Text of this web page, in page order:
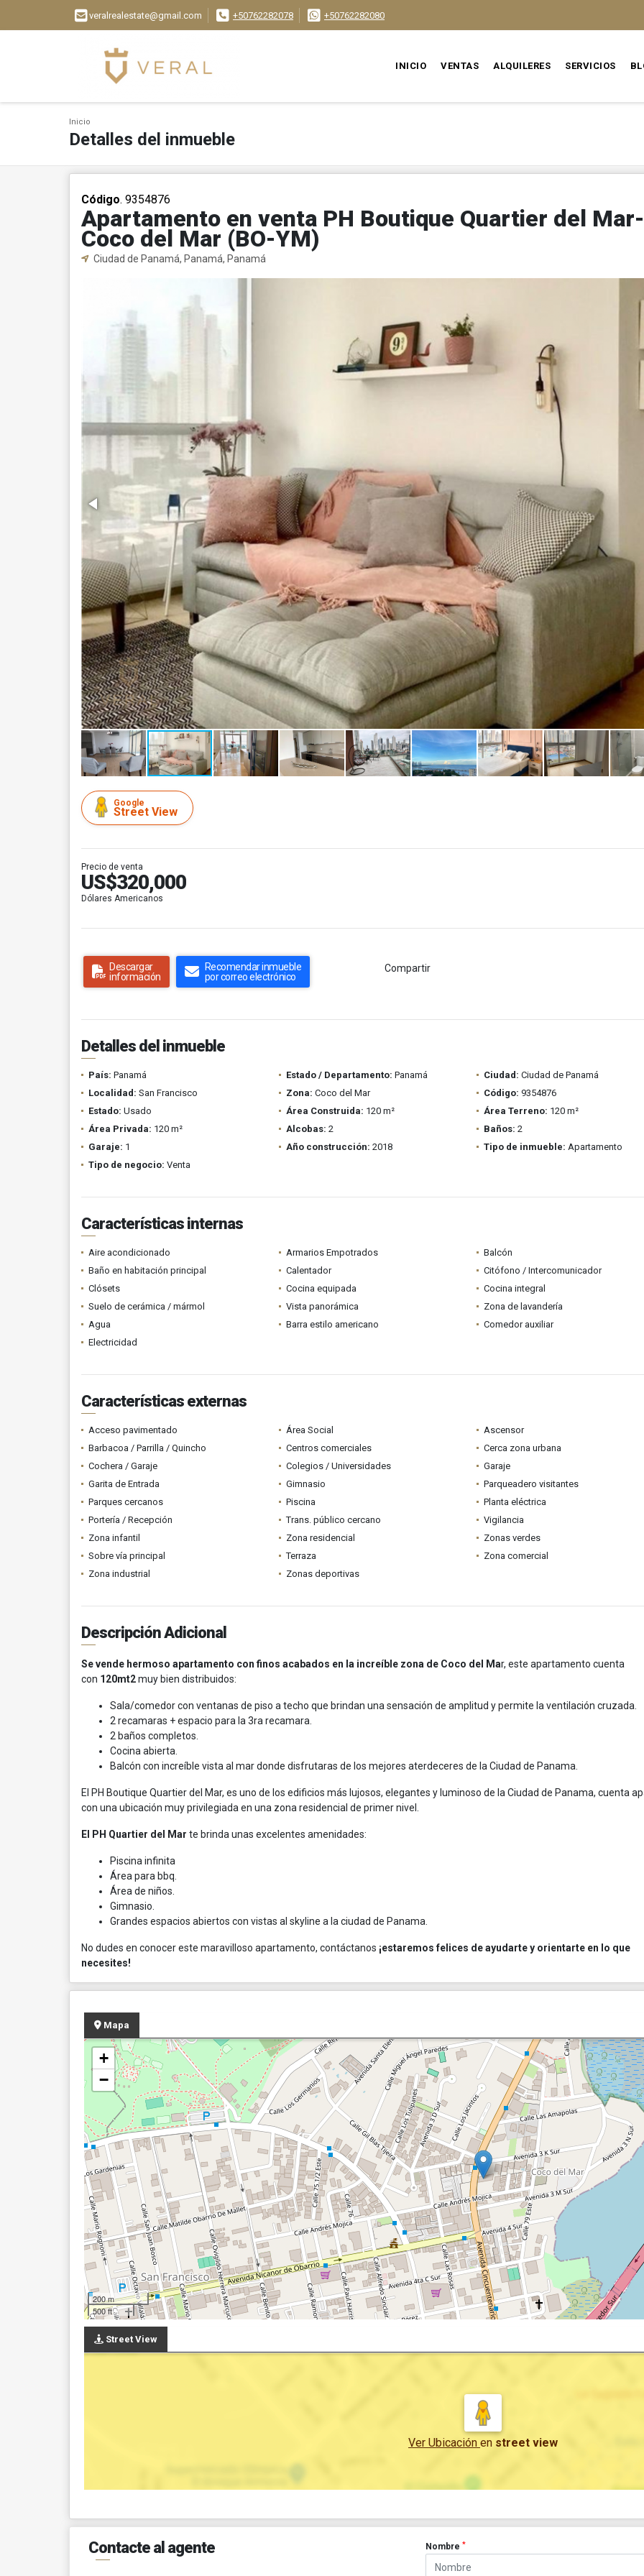
veralrealestate@gmail.com +50762282078 +50762282080
INICIO VENTAS ALQUILERES SERVICIOS
Inicio
Detalles del inmueble
Código. 9354876
Apartamento en venta PH Boutique Quartier del Mar-
Coco del Mar (BO-YM)
Ciudad de Panamá, Panamá, Panamá
Google
Street View
Precio de venta
US$320,000
Dólares Americanos
Descargar
información
Recomendar inmueble
por correo electrónico
Compartir
Detalles del inmueble
País: Panamá Estado / Departamento: Panamá Ciudad: Ciudad de Panamá
Localidad: San Francisco Zona: Coco del Mar Código: 9354876
Estado: Usado Área Construida: 120 m² Área Terreno: 120 m²
Área Privada: 120 m² Alcobas: 2 Baños: 2
Garaje: 1 Año construcción: 2018 Tipo de inmueble: Apartamento
Tipo de negocio: Venta
Características internas
Aire acondicionado Armarios Empotrados
Balcón
Baño en habitación principal
Calentador
Citófono / Intercomunicador
Clósets
Cocina equipada
Cocina integral
Suelo de cerámica / mármol
Vista panorámica
Zona de lavandería
Agua
Barra estilo americano
Comedor auxiliar
Electricidad
Características externas
Acceso pavimentado Área Social
Ascensor
Barbacoa / Parrilla / Quincho
Centros comerciales
Cerca zona urbana
Cochera / Garaje
Colegios / Universidades
Garaje
Garita de Entrada
Gimnasio
Parqueadero visitantes
Parques cercanos
Piscina
Planta eléctrica
Portería / Recepción
Trans. público cercano
Vigilancia
Zona infantil
Zona residencial
Zonas verdes
Sobre vía principal
Terraza
Zona comercial
Zona industrial
Zonas deportivas
Descripción Adicional
Se vende hermoso apartamento con finos acabados en la increíble zona de Coco del Mar, este apartamento cuenta
con 120mt2muy bien distribuidos:
Sala/comedor con ventanas de piso a techo que brindan una sensación de amplitud y permite la ventilación cruzada.
2 recamaras + espacio para la 3ra recamara.
2 baños completos.
Cocina abierta.
Balcón con increíble vista al mar donde disfrutaras de los mejores aterdeceres de la Ciudad de Panama.
El PH Boutique Quartier del Mar, es uno de los edificios más lujosos, elegantes y luminoso de la Ciudad de Panama, cuenta
con una ubicación muy privilegiada en una zona residencial de primer nivel.
El PH Quartier del Mar te brinda unas excelentes amenidades:
Piscina infinita
Área para bbq.
Área de niños.
Gimnasio.
Grandes espacios abiertos con vistas al skyline a la ciudad de Panama.
No dudes en conocer este maravilloso apartamento, contáctanos ¡estaremos felices de ayudarte y orientarte en lo que
necesites!
Mapa
+
−
200 m
500 ft
Street View
Ver Ubicación en street view
Contacte al agente Nombre*